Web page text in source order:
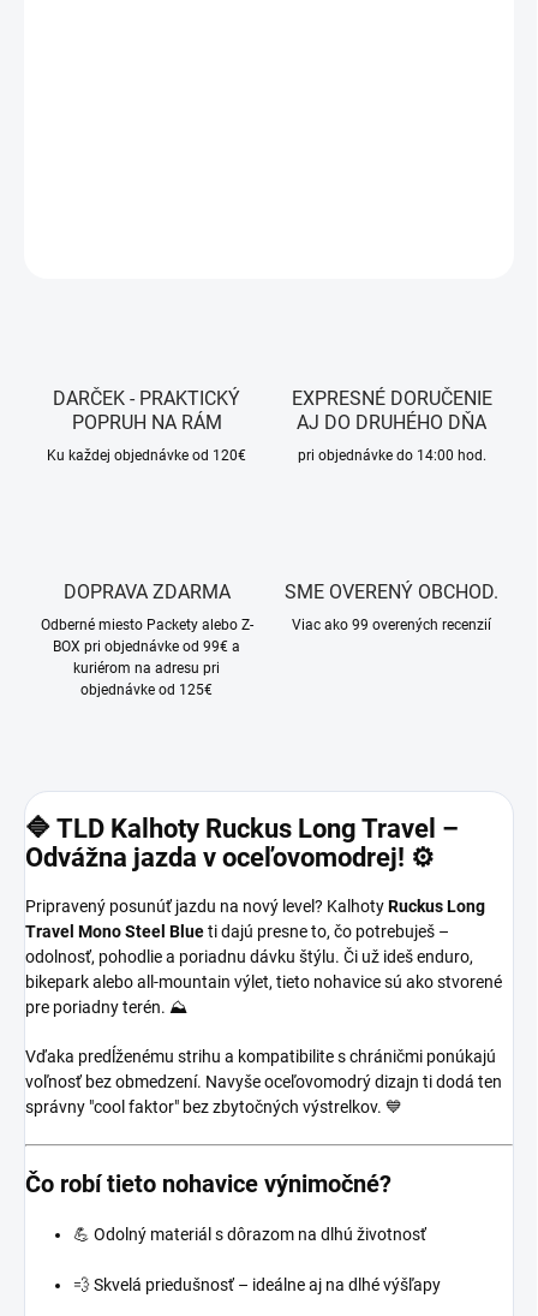
DARČEK - PRAKTICKÝ
POPRUH NA RÁM
Ku každej objednávke od 120€
EXPRESNÉ DORUČENIE
AJ DO DRUHÉHO DŇA
pri objednávke do 14:00 hod.
DOPRAVA ZDARMA
Odberné miesto Packety alebo Z-
BOX pri objednávke od 99€ a
kuriérom na adresu pri
objednávke od 125€
SME OVERENÝ OBCHOD.
Viac ako 99 overených recenzií
🔷 TLD Kalhoty Ruckus Long Travel –
Odvážna jazda v oceľovomodrej! ⚙️
Pripravený posunúť jazdu na nový level? KalhotyRuckus Long
Travel Mono Steel Blueti dajú presne to, čo potrebuješ –
odolnosť, pohodlie a poriadnu dávku štýlu. Či už ideš enduro,
bikepark alebo all-mountain výlet, tieto nohavice sú ako stvorené
pre poriadny terén. ⛰️
Vďaka predĺženému strihu a kompatibilite s chráničmi ponúkajú
voľnosť bez obmedzení. Navyše oceľovomodrý dizajn ti dodá ten
správny "cool faktor" bez zbytočných výstrelkov. 💙
Čo robí tieto nohavice výnimočné?
💪 Odolný materiál s dôrazom na dlhú životnosť
💨 Skvelá priedušnosť – ideálne aj na dlhé výšľapy